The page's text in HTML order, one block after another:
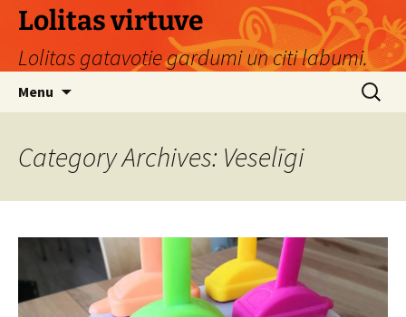
Skip
content
Lolitas virtuve
Lolitas gatavotie gardumi un citi labumi.
Menu
Search
for:
Category Archives: Veselīgi